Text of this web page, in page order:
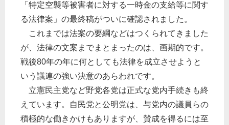
「特定空襲等被害者に対する一時金の支給等に関す
る法律案」の最終稿がついに確認されました。
これまでは法案の要綱などはつくられてきました
が、法律の文案までまとまったのは、画期的です。
戦後80年の年に何としても法律を成立させようと
いう議連の強い決意のあらわれです。
立憲民主党など野党各党は正式な党内手続きも終
えています。自民党と公明党は、与党内の議員らの
積極的な働きかけもありますが、賛成を得るには至